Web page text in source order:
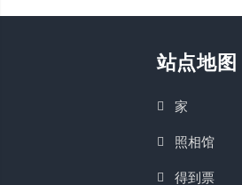
站点地图
家
照相馆
得到票